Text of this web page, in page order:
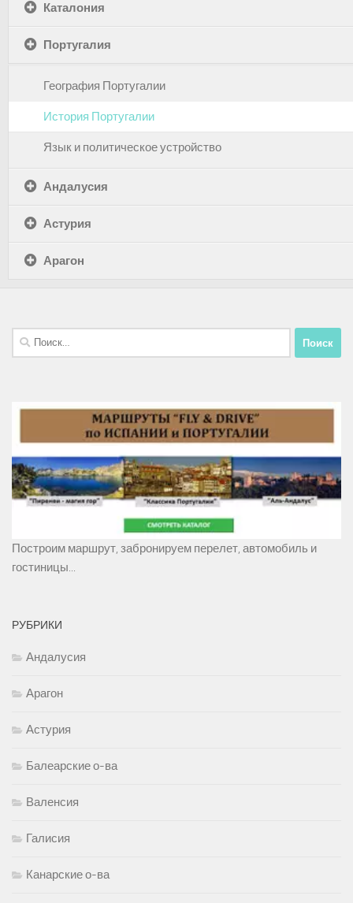
Каталония
Португалия
География Португалии
История Португалии
Язык и политическое устройство
Андалусия
Астурия
Арагон
Найти:
Построим маршрут, забронируем перелет, автомобиль и
гостиницы...
РУБРИКИ
Андалусия
Арагон
Астурия
Балеарские о-ва
Валенсия
Галисия
Канарские о-ва